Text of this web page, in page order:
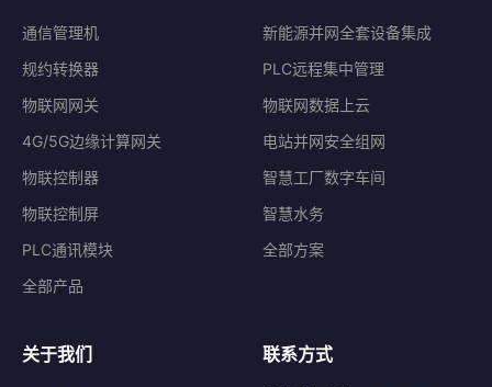
通信管理机
规约转换器
物联网网关
4G/5G边缘计算网关
物联控制器
物联控制屏
PLC通讯模块
全部产品
新能源并网全套设备集成
PLC远程集中管理
物联网数据上云
电站并网安全组网
智慧工厂数字车间
智慧水务
全部方案
关于我们 联系方式